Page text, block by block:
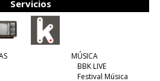
Servicios
MÚSICA
BBK LIVE
Festival Música